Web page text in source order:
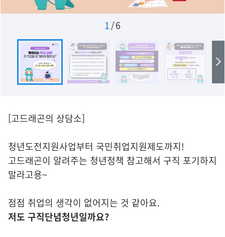
1/6
[고드래곤의 상담소]
청년도전지원사업부터 국민취업지원제도까지!
고드래곤이 알려주는 청년정책 참고해서 구직 포기하지
말라고용~
점점 취업의 생각이 없어지는 것 같아요.
저도 구직단념청년일까요?